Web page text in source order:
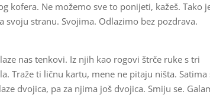
kofera. Ne možemo sve to ponijeti, kažeš. Tako
svoju stranu. Svojima. Odlazimo bez pozdrava.
nas tenkovi. Iz njih kao rogovi štrče ruke s tri
Traže ti ličnu kartu, mene ne pitaju ništa. Satima
dvojica, pa za njima još dvojica. Smiju se.